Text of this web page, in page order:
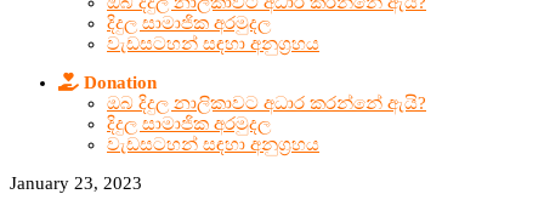
දිදුල සාමාජික අරමුදල
වැඩසටහන් සඳහා අනුග්‍රහය
Donation
ඔබ දිදුල නාලිකාවට අධාර කරන්නේ ඇයි?
දිදුල සාමාජික අරමුදල
වැඩසටහන් සඳහා අනුග්‍රහය
January 23, 2023